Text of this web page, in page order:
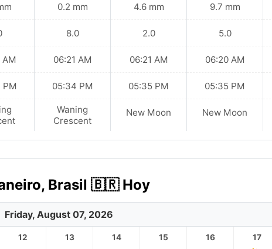
AM
PM
0.2 mm
8.0
06:21 AM
05:34 PM
Waning
Crescent
4.6 mm
2.0
06:21 AM
05:35 PM
New Moon
9.7 mm
5.0
06:20 AM
05:35 PM
New Moon
Brasil 🇧🇷 Hoy
Friday, August 07, 2026
12 13 14 15 16 17